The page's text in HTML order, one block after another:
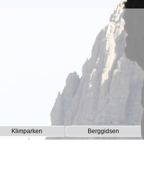
▼
Klimparken ▼
Berggidsen